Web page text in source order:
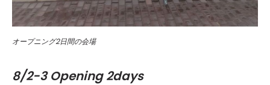
オープニング2日間の会場
8/2-3 Opening 2days